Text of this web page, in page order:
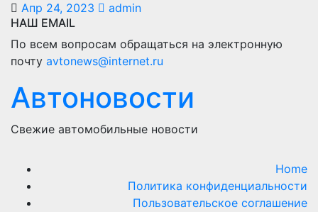
Апр 24, 2023
admin
НАШ EMAIL
По всем вопросам обращаться на электронную
почту avtonews@internet.ru
Автоновости
Свежие автомобильные новости
Home
Политика конфиденциальности
Пользовательское соглашение